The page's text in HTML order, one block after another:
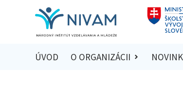
ÚVOD O ORGANIZÁCII